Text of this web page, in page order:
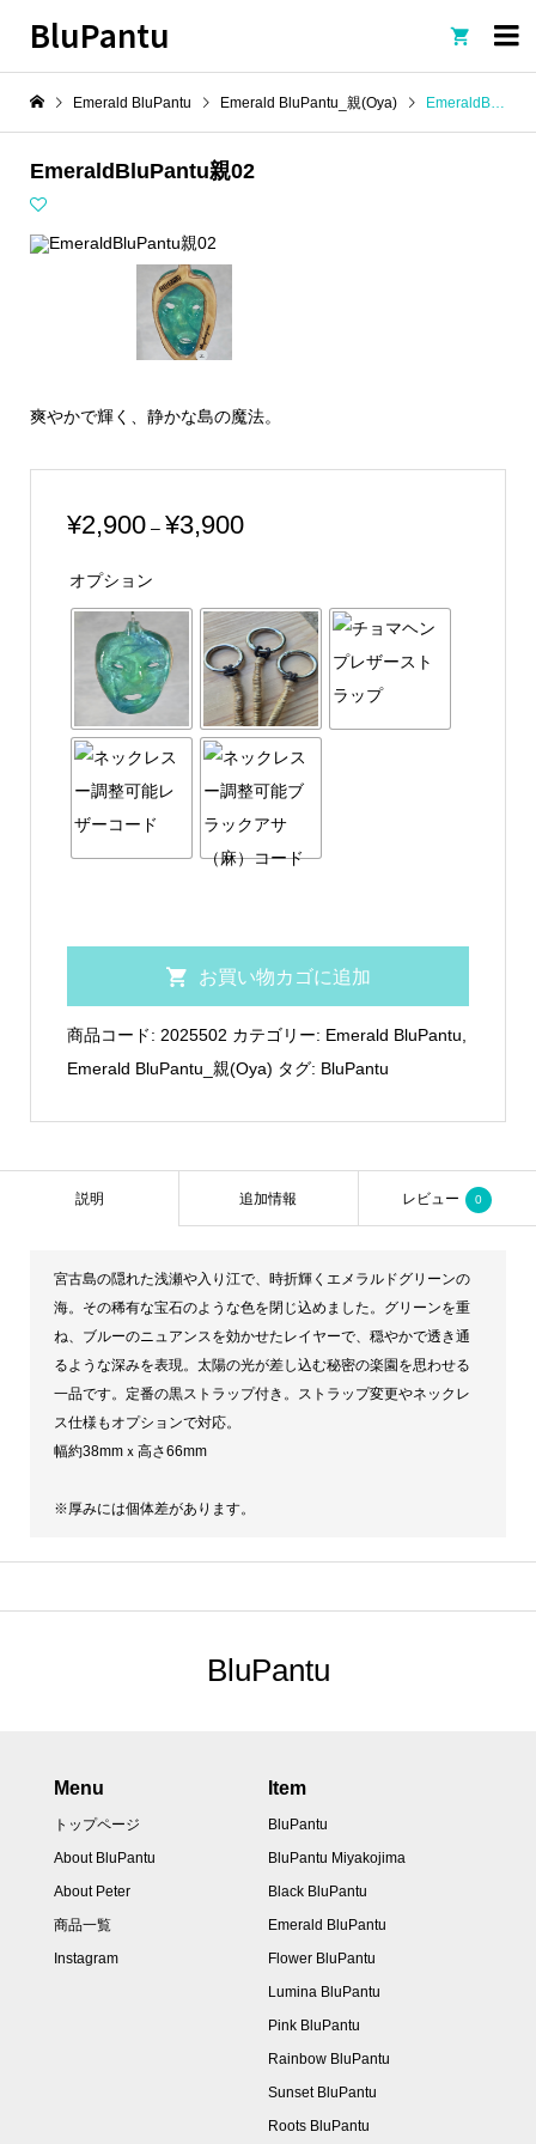
BluPantu 
Emerald BluPantu Emerald BluPantu_親(Oya) EmeraldBluPantu親02
EmeraldBluPantu親02
爽やかで輝く、静かな島の魔法。
¥2,900 – ¥3,900価
¥2,900
–
¥3,900
オプション
EmeraldBluPantu
02
個
お買い物カゴに追加
商品コード: 2025502 カテゴリー: Emerald BluPantu,
Emerald BluPantu_親(Oya) タグ: BluPantu
説明 追加情報 レビュー 0
宮古島の隠れた浅瀬や入り江で、時折輝くエメラルドグリーンの
海。その稀有な宝石のような色を閉じ込めました。グリーンを重
ね、ブルーのニュアンスを効かせたレイヤーで、穏やかで透き通
るような深みを表現。太陽の光が差し込む秘密の楽園を思わせる
一品です。定番の黒ストラップ付き。ストラップ変更やネックレ
ス仕様もオプションで対応。
幅約38mmｘ高さ66mm
※厚みには個体差があります。
BluPantu
Menu
トップページ
About BluPantu
About Peter
商品一覧
Instagram
Item
BluPantu
BluPantu Miyakojima
Black BluPantu
Emerald BluPantu
Flower BluPantu
Lumina BluPantu
Pink BluPantu
Rainbow BluPantu
Sunset BluPantu
Roots BluPantu